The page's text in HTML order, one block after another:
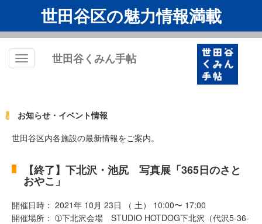
世田谷区の魅力情報満載
Toggle
世田谷くみん手帖
お知らせ・イベント情報
世田谷区内各施設の最新情報をご案内。
【終了】下北沢・池尻 写真展「365日のさと
おやこ」
開催日時： 2021年 10月 23日 （ 土） 10:00〜 17:00
開催場所： ➀下北沢会場 STUDIO HOTDOG下北沢（代沢5-36-